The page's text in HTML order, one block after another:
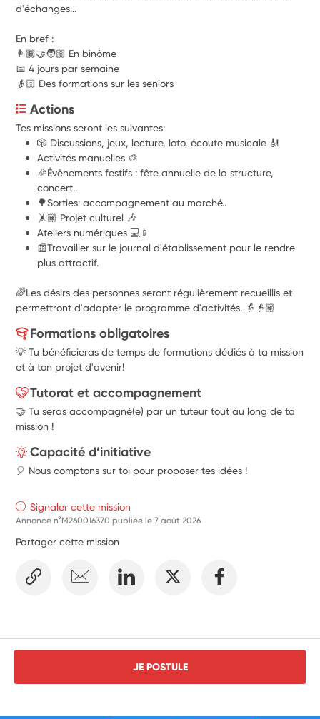
d'échanges...
En bref :
👩🏾‍🤝‍🧑🏼 En binôme
📅 4 jours par semaine
👴🏻 Des formations sur les seniors
Actions
Tes missions seront les suivantes:
🎲 Discussions, jeux, lecture, loto, écoute musicale 🎻
Activités manuelles 🎨
🎉Évènements festifs : fête annuelle de la structure,
concert..
🌳Sorties: accompagnement au marché..
🤸🏾 Projet culturel 🎶
Ateliers numériques 💻📱
📰Travailler sur le journal d'établissement pour le rendre
plus attractif.
🌈Les désirs des personnes seront régulièrement recueillis et
permettront d'adapter le programme d'activités. 👵👴🏽
Formations obligatoires
💡 Tu bénéficieras de temps de formations dédiés à ta mission
et à ton projet d'avenir!
Tutorat et accompagnement
🤝 Tu seras accompagné(e) par un tuteur tout au long de ta
mission !
Capacité d’initiative
🎈 Nous comptons sur toi pour proposer tes idées !
Signaler cette mission
Annonce n°M260016370 publiée le7 août 2026
Partager cette mission
JE POSTULE